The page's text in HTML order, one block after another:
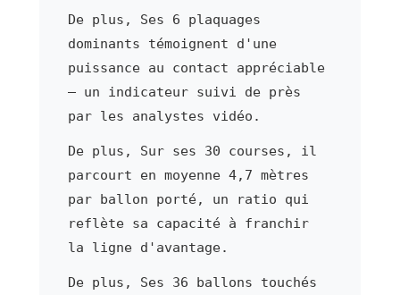
De plus, Ses 6 plaquages
dominants témoignent d'une
puissance au contact appréciable
— un indicateur suivi de près
par les analystes vidéo.
De plus, Sur ses 30 courses, il
parcourt en moyenne 4,7 mètres
par ballon porté, un ratio qui
reflète sa capacité à franchir
la ligne d'avantage.
De plus, Ses 36 ballons touchés